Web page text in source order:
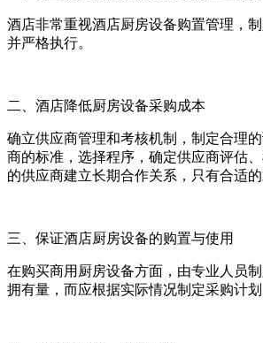
酒店非常重视酒店厨房设备购置管理，
并严格执行。
二、酒店降低厨房设备采购成本
确立供应商管理和考核机制，制定合理
商的标准，选择程序，确定供应商评估
的供应商建立长期合作关系，只有合适的
三、保证酒店厨房设备的购置与使用
在购买商用厨房设备方面，由专业人员
拥有量，而应根据实际情况制定采购计划